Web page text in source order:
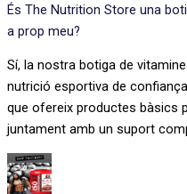
És The Nutrition Store una
a prop meu?
Sí, la nostra botiga de
nutrició esportiva de
que ofereix productes bàsics
juntament amb un suport